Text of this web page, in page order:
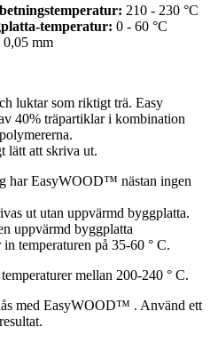
210 - 230 °C
temperatur: 0 - 60 °C
0,05 mm
luktar som riktigt trä. Easy
40% träpartiklar i kombination
lätt att skriva ut.
har EasyWOOD™ nästan ingen
ut utan uppvärmd byggplatta.
uppvärmd byggplatta
temperaturen på 35-60 ° C.
mellan 200-240 ° C.
med EasyWOOD™ . Använd ett